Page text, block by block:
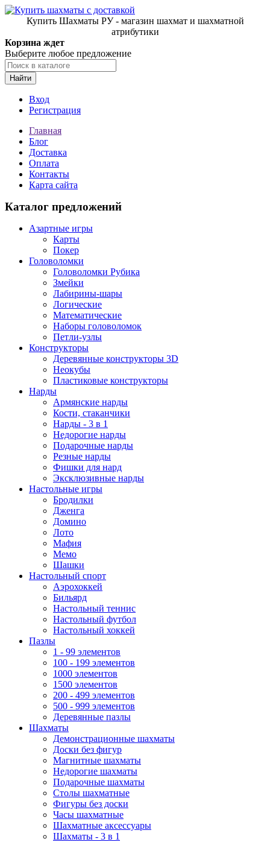
Купить Шахматы РУ - магазин шахмат и шахматной
атрибутики
Корзина ждет
Выберите любое предложение
Найти
Вход
Регистрация
Главная
Блог
Доставка
Оплата
Контакты
Карта сайта
Каталог предложений
Азартные игры
Карты
Покер
Головоломки
Головоломки Рубика
Змейки
Лабирины-шары
Логические
Математические
Наборы головоломок
Петли-узлы
Конструкторы
Деревянные конструкторы 3D
Неокубы
Пластиковые конструкторы
Нарды
Армянские нарды
Кости, стаканчики
Нарды - 3 в 1
Недорогие нарды
Подарочные нарды
Резные нарды
Фишки для нард
Эксклюзивные нарды
Настольные игры
Бродилки
Дженга
Домино
Лото
Мафия
Мемо
Шашки
Настольный спорт
Аэрохоккей
Бильярд
Настольный теннис
Настольный футбол
Настольный хоккей
Пазлы
1 - 99 элементов
100 - 199 элементов
1000 элементов
1500 элементов
200 - 499 элементов
500 - 999 элементов
Деревянные пазлы
Шахматы
Демонстрационные шахматы
Доски без фигур
Магнитные шахматы
Недорогие шахматы
Подарочные шахматы
Столы шахматные
Фигуры без доски
Часы шахматные
Шахматные аксессуары
Шахматы - 3 в 1